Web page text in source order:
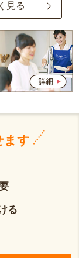
見る
ます
る